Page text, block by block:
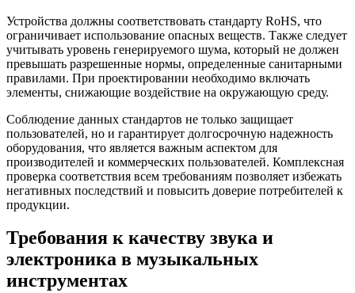
Устройства должны соответствовать стандарту RoHS, что
ограничивает использование опасных веществ. Также следует
учитывать уровень генерируемого шума, который не должен
превышать разрешенные нормы, определенные санитарными
правилами. При проектировании необходимо включать
элементы, снижающие воздействие на окружающую среду.
Соблюдение данных стандартов не только защищает
пользователей, но и гарантирует долгосрочную надежность
оборудования, что является важным аспектом для
производителей и коммерческих пользователей. Комплексная
проверка соответствия всем требованиям позволяет избежать
негативных последствий и повысить доверие потребителей к
продукции.
Требования к качеству звука и
электроника в музыкальных
инструментах